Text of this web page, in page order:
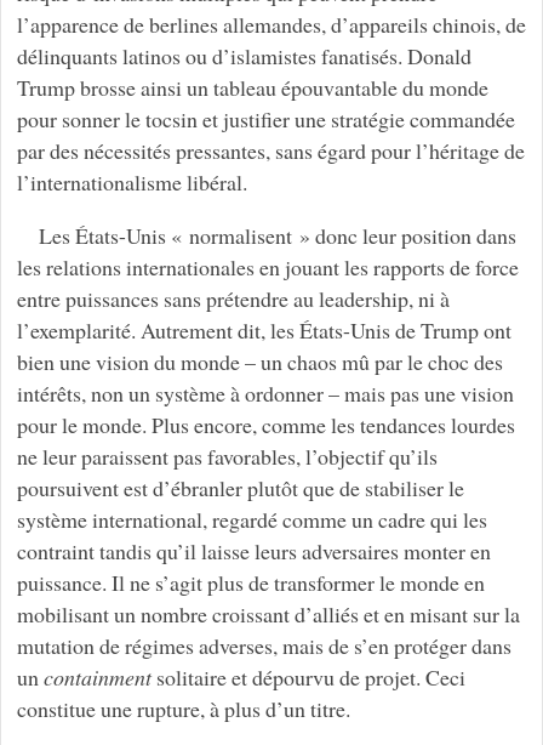
l’apparence de berlines allemandes, d’appareils chinois, de
délinquants latinos ou d’islamistes fanatisés. Donald
Trump brosse ainsi un tableau épouvantable du monde
pour sonner le tocsin et justifier une stratégie commandée
par des nécessités pressantes, sans égard pour l’héritage de
l’internationalisme libéral.
Les États-Unis « normalisent » donc leur position dans
les relations internationales en jouant les rapports de force
entre puissances sans prétendre au leadership, ni à
l’exemplarité. Autrement dit, les États-Unis de Trump ont
bien une vision du monde – un chaos mû par le choc des
intérêts, non un système à ordonner – mais pas une vision
pour le monde. Plus encore, comme les tendances lourdes
ne leur paraissent pas favorables, l’objectif qu’ils
poursuivent est d’ébranler plutôt que de stabiliser le
système international, regardé comme un cadre qui les
contraint tandis qu’il laisse leurs adversaires monter en
puissance. Il ne s’agit plus de transformer le monde en
mobilisant un nombre croissant d’alliés et en misant sur la
mutation de régimes adverses, mais de s’en protéger dans
uncontainmentsolitaire et dépourvu de projet. Ceci
constitue une rupture, à plus d’un titre.